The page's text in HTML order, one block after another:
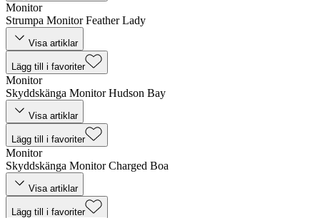
Monitor
Strumpa Monitor Feather Lady
Visa artiklar
Lägg till i favoriter
Monitor
Skyddskänga Monitor Hudson Bay
Visa artiklar
Lägg till i favoriter
Monitor
Skyddskänga Monitor Charged Boa
Visa artiklar
Lägg till i favoriter